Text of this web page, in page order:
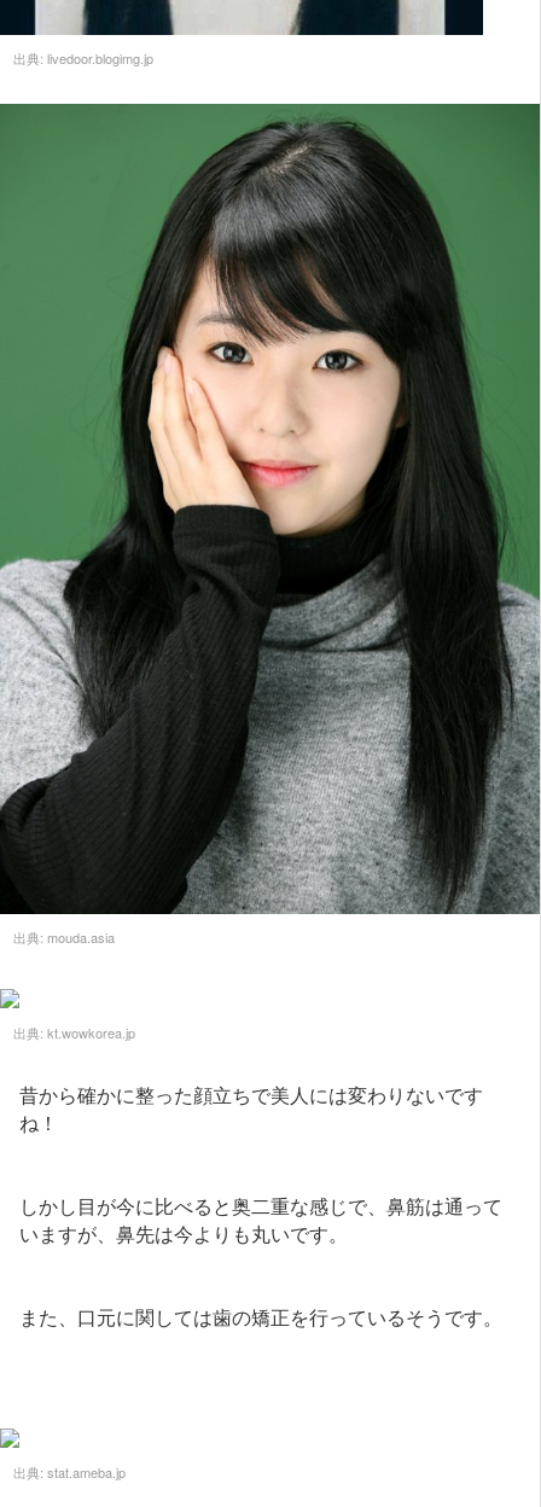
出典: livedoor.blogimg.jp
出典: mouda.asia
出典: kt.wowkorea.jp
昔から確かに整った顔立ちで美人には変わりないです
ね！
しかし目が今に比べると奥二重な感じで、鼻筋は通って
いますが、鼻先は今よりも丸いです。
また、口元に関しては歯の矯正を行っているそうです。
出典: stat.ameba.jp